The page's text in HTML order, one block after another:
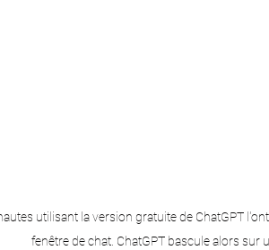
utilisant la version gratuite de ChatGPT
fenêtre de chat. ChatGPT bascule alors